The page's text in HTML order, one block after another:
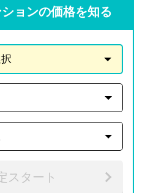
ョンの価格を知る
スタート